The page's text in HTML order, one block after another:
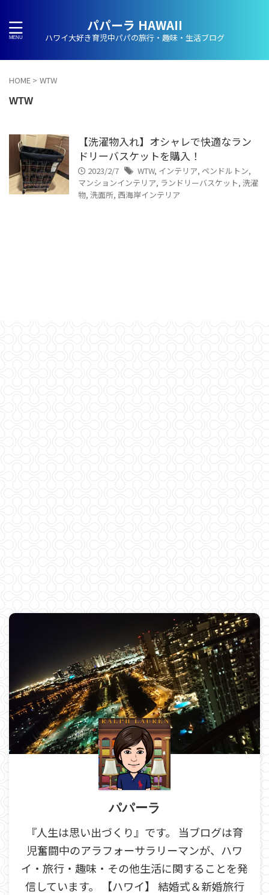
パパーラ HAWAII
ハワイ大好き育児中パパの旅行・趣味・生活ブログ
HOME > WTW
WTW
【洗濯物入れ】オシャレで快適なラン
ドリーバスケットを購入！
2023/2/7 WTW, インテリア, ペンドルトン,
マンションインテリア, ランドリーバスケット, 洗濯
物, 洗面所, 西海岸インテリア
パパーラ
『人生は思い出づくり』です。 当ブログは育
児奮闘中のアラフォーサラリーマンが、ハワ
イ・旅行・趣味・その他生活に関することを発
信しています。 【ハワイ】 結婚式＆新婚旅行